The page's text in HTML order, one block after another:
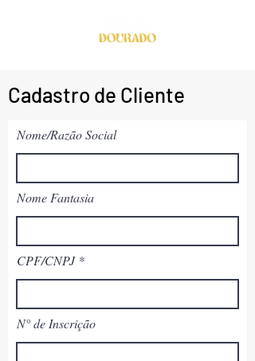
Cadastro de Cliente
Nome/Razão Social
Nome Fantasia
CPF/CNPJ
N° de Inscrição